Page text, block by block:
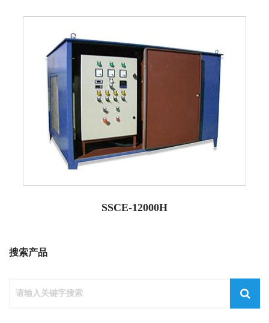
SSCE-12000H
搜索产品